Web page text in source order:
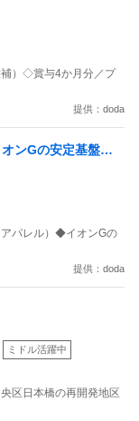
補）◇賞与4か月分／プ
提供：doda
ンGの安定基盤／
パレル）◆イオンGの
提供：doda
ミドル活躍中
区日本橋の再開発地区